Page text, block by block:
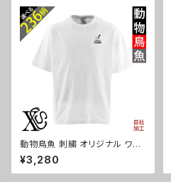
無地 サロン リボン ブラック 黒
グッズ 文字 面白い おもしろ 卒
団 記念品 部活 卒業 ori-a-tao
15-b08-s
動物鳥魚 刺繍 オリジナル ワン
ポイント 5.6オンス ビッグシル
エット 半袖 Tシャツ メンズ グッ
ズ 白 ホワイト カットソー 柄 馬
¥3,280